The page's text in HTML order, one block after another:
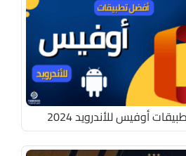
أوفيس للأندرويد 2024